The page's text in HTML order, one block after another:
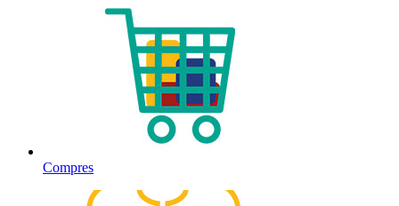
Compres